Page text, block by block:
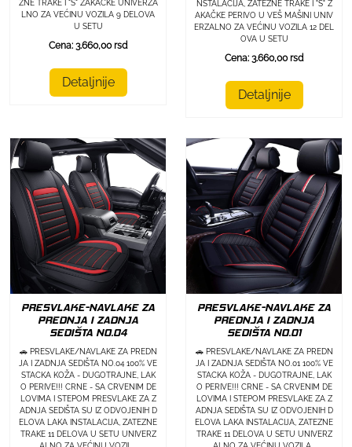
ZNE TRAKE I "S" ZAKAČKE UNIVERZA
LNO ZA VEĆINU VOZILA 9 DELOVA
U SETU
Cena: 3.660,00 rsd
Detaljnije
NSTALACIJA, ZATEZNE TRAKE I "S" Z
AKAČKE PERIVO U VEŠ MAŠINI UNIV
ERZALNO ZA VEĆINU VOZILA 12 DEL
OVA U SETU
Cena: 3.660,00 rsd
Detaljnije
PRESVLAKE-NAVLAKE ZA
PREDNJA I ZADNJA
SEDIŠTA NO.04
🚗 PRESVLAKE/NAVLAKE ZA PREDN
JA I ZADNJA SEDIŠTA NO.04 100% VE
STACKA KOŽA - DUGOTRAJNE, LAK
O PERIVE!!! CRNE - SA CRVENIM DE
LOVIMA I STEPOM PRESVLAKE ZA Z
ADNJA SEDIŠTA SU IZ ODVOJENIH D
ELOVA LAKA INSTALACIJA, ZATEZNE
TRAKE 11 DELOVA U SETU UNIVERZ
PRESVLAKE-NAVLAKE ZA
PREDNJA I ZADNJA
SEDIŠTA NO.01
🚗 PRESVLAKE/NAVLAKE ZA PREDN
JA I ZADNJA SEDIŠTA NO.01 100% VE
STACKA KOŽA - DUGOTRAJNE, LAK
O PERIVE!!! CRNE - SA CRVENIM DE
LOVIMA I STEPOM PRESVLAKE ZA Z
ADNJA SEDIŠTA SU IZ ODVOJENIH D
ELOVA LAKA INSTALACIJA, ZATEZNE
TRAKE 11 DELOVA U SETU UNIVERZ